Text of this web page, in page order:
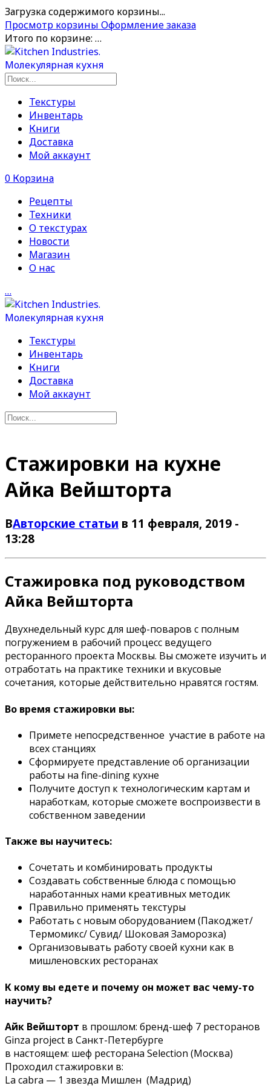
Загрузка содержимого корзины...
Просмотр корзины Оформление заказа
Итого по корзине: …
Текстуры
Инвентарь
Книги
Доставка
Мой аккаунт
0 Корзина
Рецепты
Техники
О текстурах
Новости
Магазин
О нас
…
Текстуры
Инвентарь
Книги
Доставка
Мой аккаунт
Стажировки на кухне
Айка Вейшторта
ВАвторские статьи в 11 февраля, 2019 -
13:28
Стажировка под руководством
Айка Вейшторта
Двухнедельный курс для шеф-поваров с полным
погружением в рабочий процесс ведущего
ресторанного проекта Москвы. Вы сможете изучить и
отработать на практике техники и вкусовые
сочетания, которые действительно нравятся гостям.
Во время стажировки вы:
Примете непосредственное участие в работе на
всех станциях
Сформируете представление об организации
работы на fine-dining кухне
Получите доступ к технологическим картам и
наработкам, которые сможете воспроизвести в
собственном заведении
Также вы научитесь:
Сочетать и комбинировать продукты
Создавать собственные блюда с помощью
наработанных нами креативных методик
Правильно применять текстуры
Работать с новым оборудованием (Пакоджет/
Термомикс/ Сувид/ Шоковая Заморозка)
Организовывать работу своей кухни как в
мишленовских ресторанах
К кому вы едете и почему он может вас чему-то
научить?
Айк Вейшторт в прошлом: бренд-шеф 7 ресторанов
Ginza project в Санкт-Петербурге
в настоящем: шеф ресторана Selection (Москва)
Проходил стажировки в:
La cabra — 1 звезда Мишлен (Мадрид)